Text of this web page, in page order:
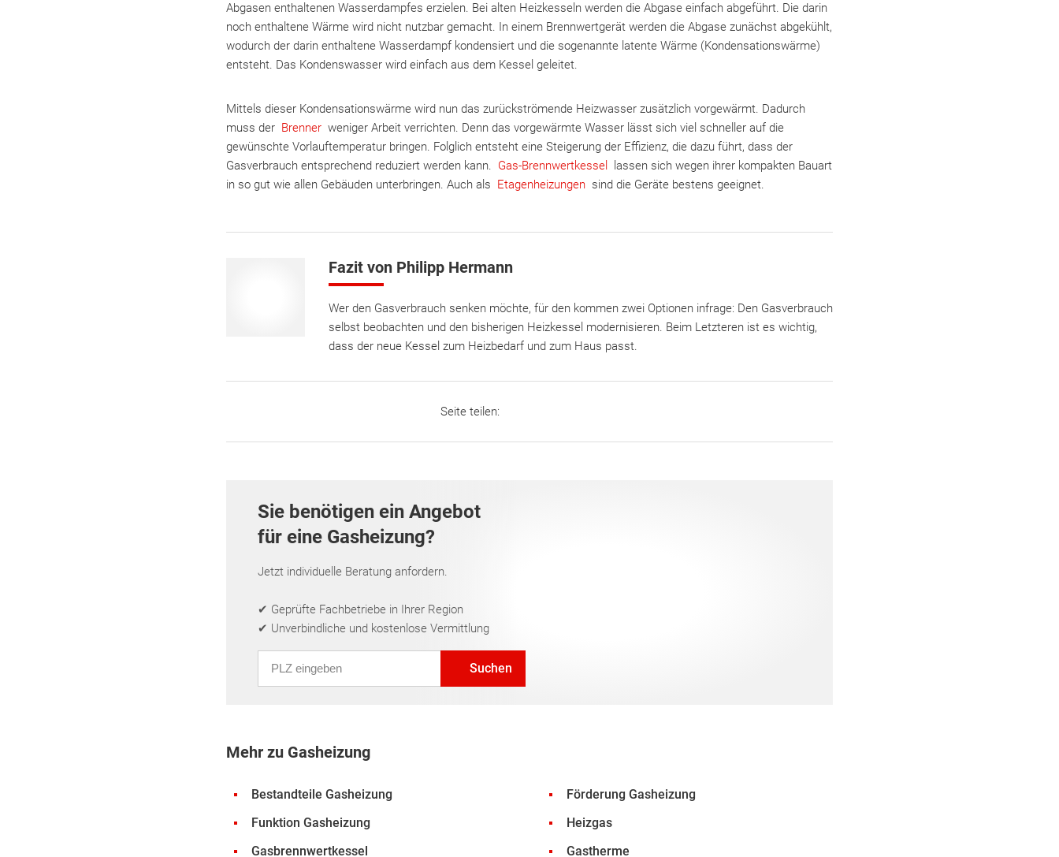
Abgasen enthaltenen Wasserdampfes erzielen. Bei alten Heizkesseln werden die Abgase einfach abgeführt. Die darin
noch enthaltene Wärme wird nicht nutzbar gemacht. In einem Brennwertgerät werden die Abgase zunächst abgekühlt,
wodurch der darin enthaltene Wasserdampf kondensiert und die sogenannte latente Wärme (Kondensationswärme)
entsteht. Das Kondenswasser wird einfach aus dem Kessel geleitet.
Mittels dieser Kondensationswärme wird nun das zurückströmende Heizwasser zusätzlich vorgewärmt. Dadurch
muss der Brenner weniger Arbeit verrichten. Denn das vorgewärmte Wasser lässt sich viel schneller auf die
gewünschte Vorlauftemperatur bringen. Folglich entsteht eine Steigerung der Effizienz, die dazu führt, dass der
Gasverbrauch entsprechend reduziert werden kann. Gas-Brennwertkessel
lassen sich wegen ihrer kompakten Bauart
in so gut wie allen Gebäuden unterbringen. Auch als Etagenheizungen sind die Geräte bestens geeignet.
Fazit von Philipp Hermann
Wer den Gasverbrauch senken möchte, für den kommen zwei Optionen infrage: Den Gasverbrauch
selbst beobachten und den bisherigen Heizkessel modernisieren. Beim Letzteren ist es wichtig,
dass der neue Kessel zum Heizbedarf und zum Haus passt.
Seite teilen:
Sie benötigen ein Angebot
für eine Gasheizung?
Jetzt individuelle Beratung anfordern.
✔ Geprüfte Fachbetriebe in Ihrer Region
✔ Unverbindliche und kostenlose Vermittlung
Suchen
Mehr zu Gasheizung
Bestandteile Gasheizung
Förderung Gasheizung
Funktion Gasheizung
Heizgas
Gasbrennwertkessel
Gastherme